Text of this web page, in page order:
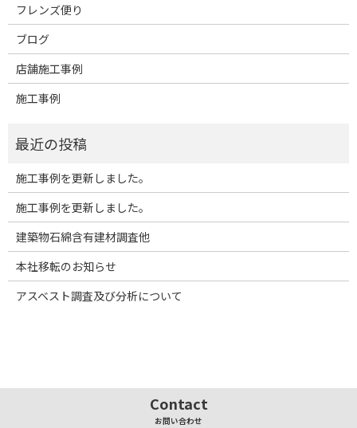
フレンズ便り
ブログ
店舗施工事例
施工事例
施工事例を更新しました。
施工事例を更新しました。
建築物石綿含有建材調査他
本社移転のお知らせ
アスベスト調査及び分析について
Contact
お問い合わせ